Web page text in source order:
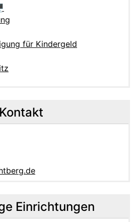
für Kindergeld
Kontakt
Einrichtungen